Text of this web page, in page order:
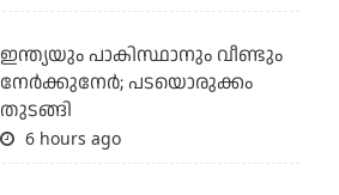
ഇന്ത്യയും പാകിസ്ഥാനും വീണ്ടും
നേര്‍ക്കുനേര്‍; പടയൊരുക്കം
തുടങ്ങി
6 hours ago